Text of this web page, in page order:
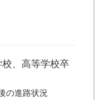
、高等学校卒
の進路状況